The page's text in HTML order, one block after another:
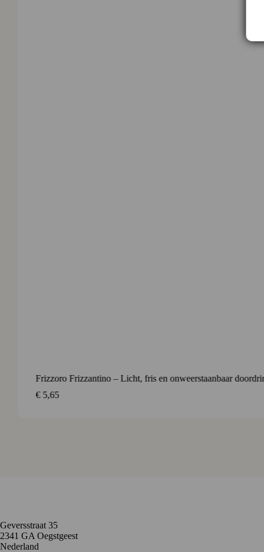
Ca’ de
Geversstraat 35
2341 GA Oegstgeest
Nederland